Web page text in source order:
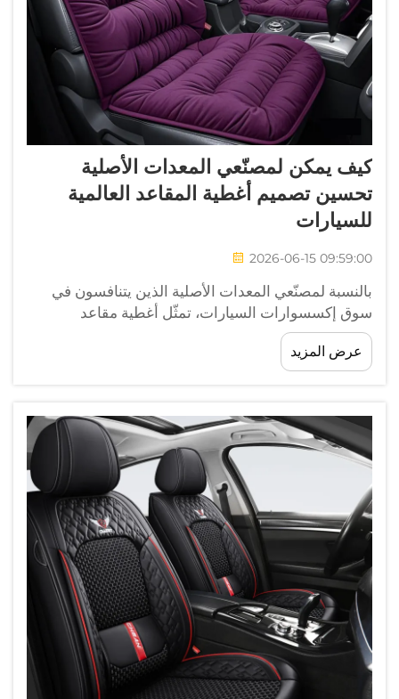
كيف يمكن لمصنّعي المعدات الأصلية
تحسين تصميم أغطية المقاعد العالمية
للسيارات
2026-06-15 09:59:00
بالنسبة لمصنّعي المعدات الأصلية الذين يتنافسون في
سوق إكسسوارات السيارات، تمثّل أغطية مقاعد
السيارات العالمية فرصةً عالية الحجم وتحديًّا هندسيًّا
مستمرًّا. ويترقّب المشترون عبر قنوات البيع بالتجزئة
والبيع بين الشركات منتجًا واحدًا يناسب ...
عرض المزيد